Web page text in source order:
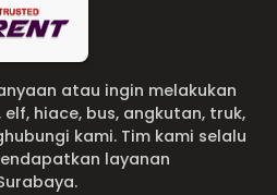
atau ingin melakukan
hiace, bus, angkutan, truk,
kami. Tim kami selalu
layanan